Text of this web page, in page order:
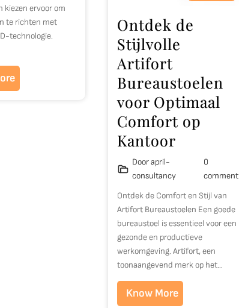
kiezen ervoor om
te richten met
technologie.
Ontdek de
Stijlvolle
Artifort
Bureaustoelen
voor Optimaal
Comfort op
Kantoor
Door april-
consultancy
0
comment
Ontdek de Comfort en Stijl van
Artifort Bureaustoelen Een goede
bureaustoel is essentieel voor een
gezonde en productieve
werkomgeving. Artifort, een
toonaangevend merk op het…
Know More